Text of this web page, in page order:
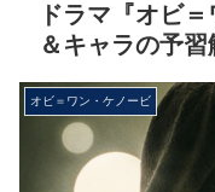
ドラマ『オビ
＆キャラの予
オビ＝ワン・ケノービ